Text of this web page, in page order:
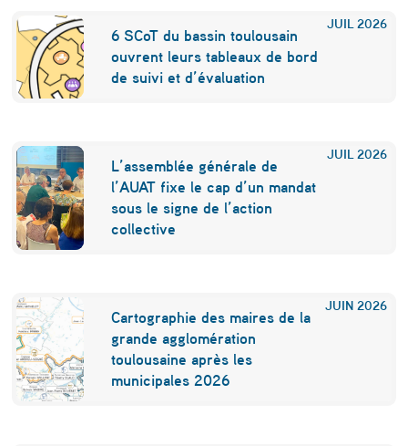
é
JUIL 2026
6 SCoT du bassin toulousain
ouvrent leurs tableaux de bord
de suivi et d’évaluation
JUIL 2026
L’assemblée générale de
l’AUAT fixe le cap d’un mandat
sous le signe de l’action
collective
JUIN 2026
Cartographie des maires de la
grande agglomération
toulousaine après les
municipales 2026